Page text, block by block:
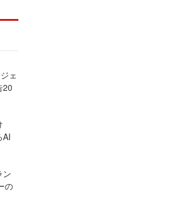
ェ
20
AI
ン
の